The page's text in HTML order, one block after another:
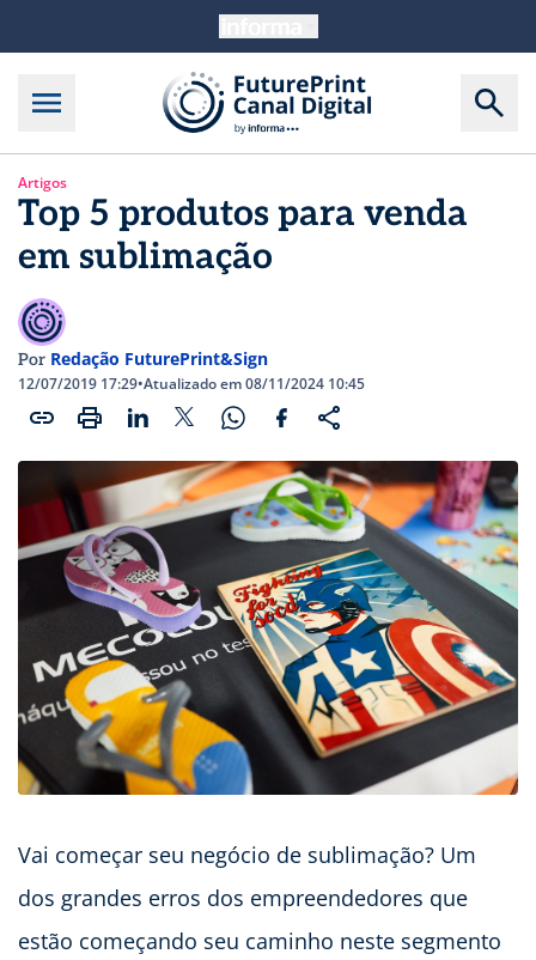
Artigos
Top 5 produtos para venda
em sublimação
Por Redação FuturePrint&Sign
12/07/2019 17:29•Atualizado em 08/11/2024 10:45
Vai começar seu negócio de sublimação? Um
dos grandes erros dos empreendedores que
estão começando seu caminho neste segmento